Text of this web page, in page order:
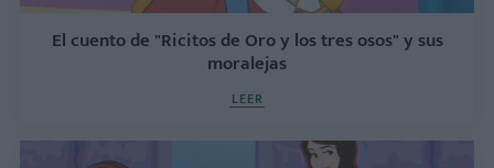
El cuento de "Ricitos de Oro y los tres osos" y sus
moralejas
LEER